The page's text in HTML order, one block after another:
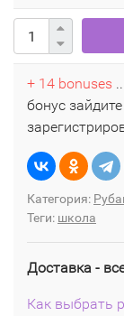
+ 14 bonuses
бонус
Категория:
Теги: школа
Доставка -
Как выбрать